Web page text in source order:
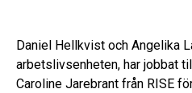
Daniel Hellkvist och Angelika
arbetslivsenheten, har jobbat
Caroline Jarebrant från RISE